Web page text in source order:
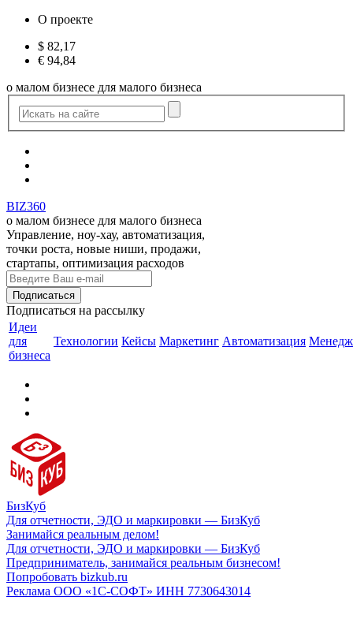
О проекте
$ 82,17
€ 94,84
о малом бизнесе для малого бизнеса
BIZ360
о малом бизнесе для малого бизнеса
Управление, ноу-хау, автоматизация,
точки роста, новые ниши, продажи,
стартапы, оптимизация расходов
Подписаться на рассылку
Идеи
для
бизнеса
Технологии Кейсы Маркетинг Автоматизация
БизКуб
Для отчетности, ЭДО и маркировки — БизКуб
Занимайся реальным делом!
Для отчетности, ЭДО и маркировки — БизКуб
Предприниматель, занимайся реальным бизнесом!
Попробовать bizkub.ru
Реклама ООО «1С-СОФТ» ИНН 7730643014